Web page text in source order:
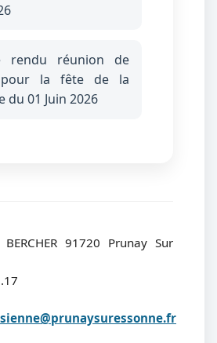
rendu réunion de
la fête de la
du 01 Juin 2026
91720 Prunay Sur